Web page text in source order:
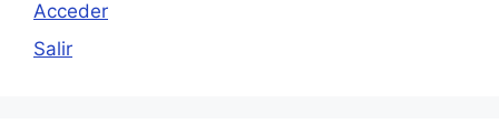
Acceder
Salir